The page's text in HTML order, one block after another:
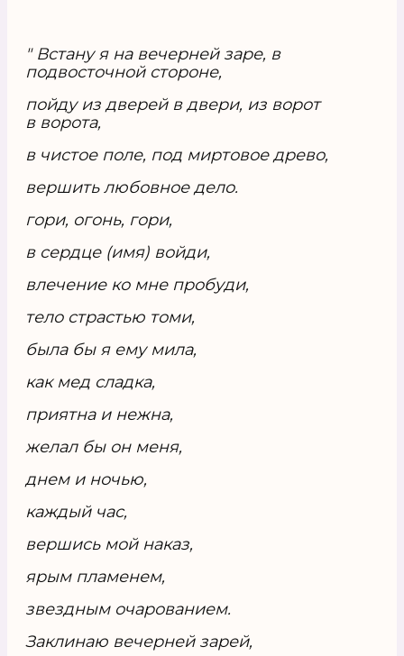
" Встану я на вечерней заре, в
подвосточной стороне,
пойду из дверей в двери, из ворот
в ворота,
в чистое поле, под миртовое древо,
вершить любовное дело.
гори, огонь, гори,
в сердце (имя) войди,
влечение ко мне пробуди,
тело страстью томи,
была бы я ему мила,
как мед сладка,
приятна и нежна,
желал бы он меня,
днем и ночью,
каждый час,
вершись мой наказ,
ярым пламенем,
звездным очарованием.
Заклинаю вечерней зарей,